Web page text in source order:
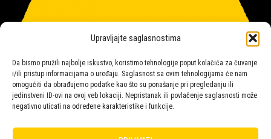
Upravljajte saglasnostima
Da bismo pružili najbolje iskustvo, koristimo tehnologije poput kolačića za čuvanje
i/ili pristup informacijama o uređaju. Saglasnost sa ovim tehnologijama će nam
omogućiti da obrađujemo podatke kao što su ponašanje pri pregledanju ili
jedinstveni ID-ovi na ovoj veb lokaciji. Nepristanak ili povlačenje saglasnosti može
negativno uticati na određene karakteristike i funkcije.
Salon rasvete Malpeza